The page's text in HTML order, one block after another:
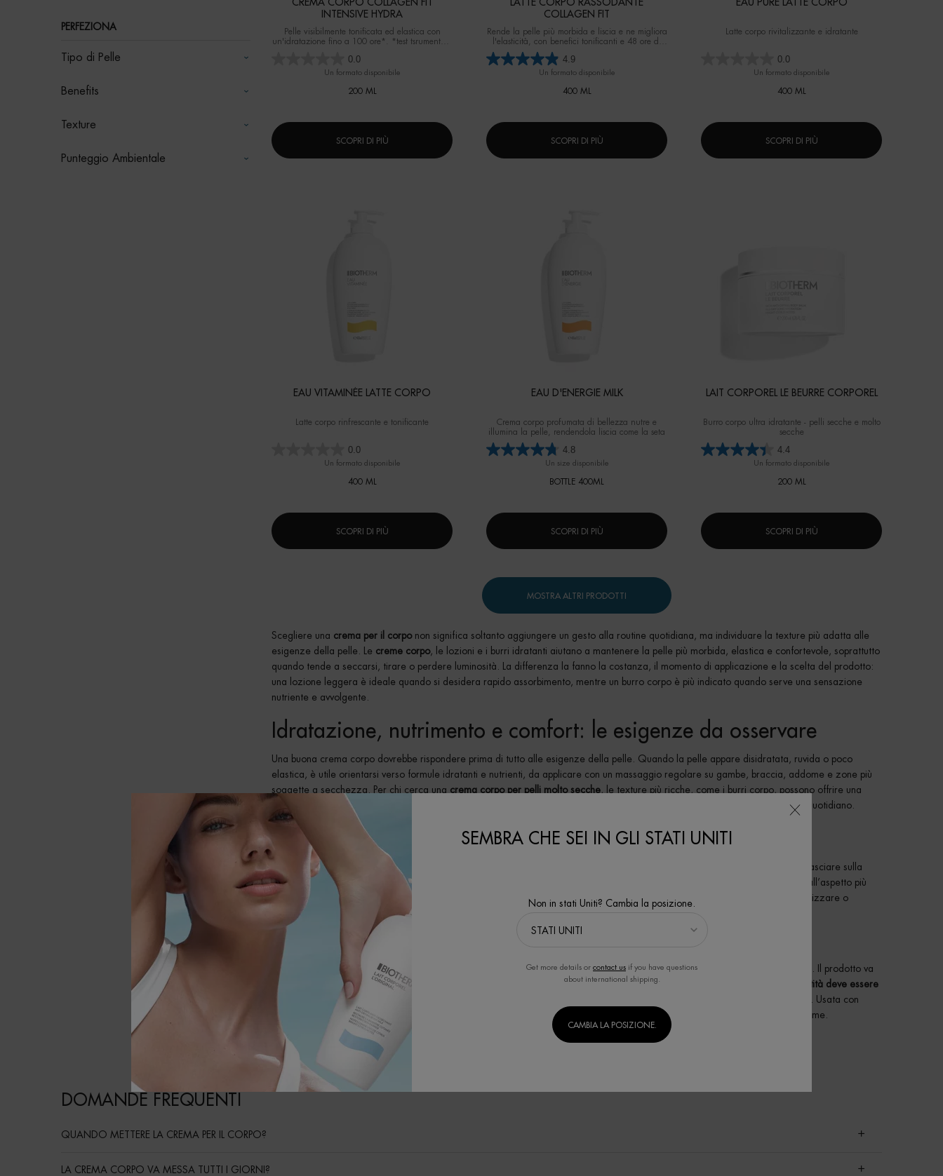
PERFEZIONA
Tipo di Pelle
Benefits
Texture
Punteggio Ambientale
CREMA CORPO COLLAGEN FIT
INTENSIVE HYDRA
Pelle visibilmente tonificata ed elastica con
un'idratazione fino a 100 ore*. *test tsrumentale
0.0
Un formato disponibile
200 ML
SCOPRI DI PIÙ
LATTE CORPO RASSODANTE
COLLAGEN FIT
Rende la pelle più morbida e liscia e ne migliora
l'elasticità, con benefici tonificanti e 48 ore di
idratazione (test strumentale su 24 donne).
4.9
Un formato disponibile
400 ML
SCOPRI DI PIÙ
EAU PURE LATTE CORPO
Latte corpo rivitalizzante e idratante
0.0
Un formato disponibile
400 ML
SCOPRI DI PIÙ
EAU VITAMINÉE LATTE CORPO
Latte corpo rinfrescante e tonificante
0.0
Un formato disponibile
400 ML
SCOPRI DI PIÙ
EAU D'ENERGIE MILK
Crema corpo profumata di bellezza nutre e
illumina la pelle, rendendola liscia come la seta
4.8
Un size disponibile
BOTTLE 400ML
SCOPRI DI PIÙ
LAIT CORPOREL LE BEURRE CORPOREL
Burro corpo ultra idratante - pelli secche e molto
secche
4.4
Un formato disponibile
200 ML
SCOPRI DI PIÙ
MOSTRA ALTRI PRODOTTI
Scegliere una crema per il corponon significa soltanto aggiungere un gesto alla routine quotidiana, ma individuare la texture più adatta alle
esigenze della pelle. Le creme corpo, le lozioni e i burri idratanti aiutano a mantenere la pelle più morbida, elastica e confortevole, soprattutto
quando tende a seccarsi, tirare o perdere luminosità. La differenza la fanno la costanza, il momento di applicazione e la scelta del prodotto:
una lozione leggera è ideale quando si desidera rapido assorbimento, mentre un burro corpo è più indicato quando serve una sensazione
nutriente e avvolgente.
Idratazione, nutrimento e comfort: le esigenze da osservare
Una buona crema corpo dovrebbe rispondere prima di tutto alle esigenze della pelle. Quando la pelle appare disidratata, ruvida o poco
elastica, è utile orientarsi verso formule idratanti e nutrienti, da applicare con un massaggio regolare su gambe, braccia, addome e zone più
soggette a secchezza. Per chi cerca una crema corpo per pelli molto secche, le texture più ricche, come i burri corpo, possono offrire una
sensazione di comfort più intensa; per chi preferisce un gesto più fresco, invece, le lozioni corpo sono spesso più pratiche nel quotidiano.
Crema profumata, rassodante o ultra-nutriente?
La scelta può dipendere anche dall’effetto desiderato. Una
rende l’applicazione più sensoriale e può lasciare sulla
pelle una scia delicata, mentre una
è pensata per accompagnare una routine dedicata a una pelle dall’aspetto più
tonico e levigato. Nella gamma Biotherm, ad esempio, i trattamenti corpo includono texture diverse per idratare, nutrire, rivitalizzare o
migliorare l’aspetto di elasticità e morbidezza della pelle, dalla
Come applicare la crema corpo perché renda al meglio
Il momento ideale è dopo la doccia o il bagno, quando la pelle è pulita e ancora leggermente umida oppure appena asciugata. Il prodotto va
distribuito con movimenti ampi, insistendo sulle zone più secche come gomiti, ginocchia e parte inferiore delle gambe.
La quantità deve essere
sufficiente a massaggiare senza lasciare residui eccessivi
: la pelle dovrebbe risultare morbida e confortevole, non appesantita. Usata con
regolarità, la crema corpo diventa un gesto semplice ma essenziale per mantenere una pelle dall’aspetto più luminoso e uniforme.
DOMANDE FREQUENTI
QUANDO METTERE LA CREMA PER IL CORPO?
LA CREMA CORPO VA MESSA TUTTI I GIORNI?
SEMBRA CHE SEI IN GLI STATI UNITI
Non in stati Uniti? Cambia la posizione.
Get more details or contact us if you have questions
about international shipping.
CAMBIA LA POSIZIONE.